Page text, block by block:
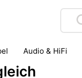
Audio & HiFi